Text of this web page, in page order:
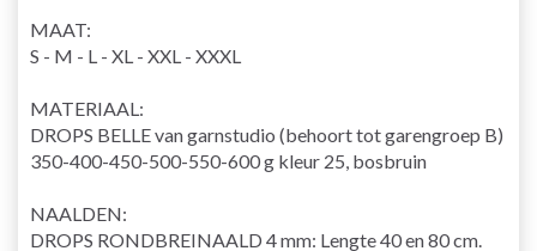
MAAT:
S - M - L - XL - XXL - XXXL
MATERIAAL:
DROPS BELLE van garnstudio (behoort tot garengroep B)
350-400-450-500-550-600 g kleur 25, bosbruin
NAALDEN:
DROPS RONDBREINAALD 4 mm: Lengte 40 en 80 cm.